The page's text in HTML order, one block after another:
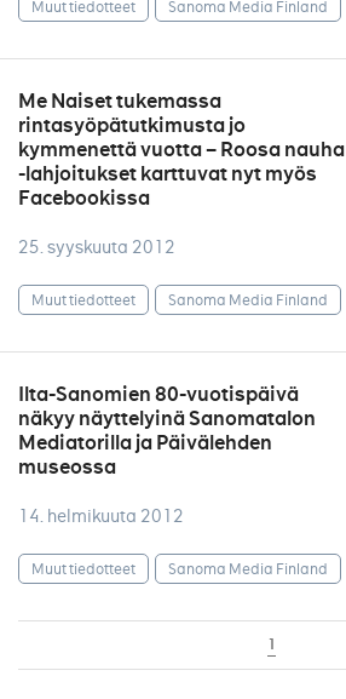
Muut tiedotteet Sanoma Media Finland
Me Naiset tukemassa
rintasyöpätutkimusta jo
kymmenettä vuotta – Roosa nauha
-lahjoitukset karttuvat nyt myös
Facebookissa
25. syyskuuta 2012
Muut tiedotteet Sanoma Media Finland
Ilta-Sanomien 80-vuotispäivä
näkyy näyttelyinä Sanomatalon
Mediatorilla ja Päivälehden
museossa
14. helmikuuta 2012
Muut tiedotteet Sanoma Media Finland
1